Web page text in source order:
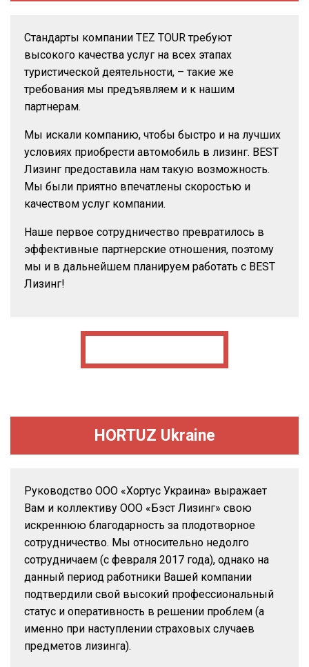
Стандарты компании TEZ TOUR требуют
высокого качества услуг на всех этапах
туристической деятельности, – такие же
требования мы предъявляем и к нашим
партнерам.
Мы искали компанию, чтобы быстро и на лучших
условиях приобрести автомобиль в лизинг. BEST
Лизинг предоставила нам такую ​​возможность.
Мы были приятно впечатлены скоростью и
качеством услуг компании.
Наше первое сотрудничество превратилось в
эффективные партнерские отношения, поэтому
мы и в дальнейшем планируем работать с BEST
Лизинг!
HORTUZ Ukraine
Руководство ООО «Хортус Украина» выражает
Вам и коллективу ООО «Бэст Лизинг» свою
искреннюю благодарность за плодотворное
сотрудничество. Мы относительно недолго
сотрудничаем (с февраля 2017 года), однако на
данный период работники Вашей компании
подтвердили свой высокий профессиональный
статус и оперативность в решении проблем (а
именно при наступлении страховых случаев
предметов лизинга).